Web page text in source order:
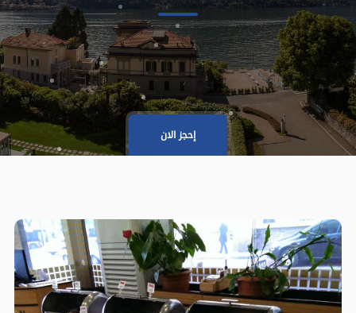
إحجز الان